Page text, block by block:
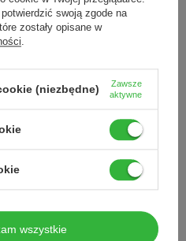
A.17.4.3.
PODOPHARM
swoją zgode na
zostały opisane w
.
(niezbędne)
Zawsze
aktywne
wszystkie